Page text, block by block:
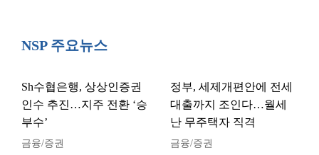
NSP 주요뉴스
Sh수협은행, 상상인증권
인수 추진…지주 전환 ‘승
부수’
금융/증권
정부, 세제개편안에 전세
대출까지 조인다…월세
난 무주택자 직격
금융/증권